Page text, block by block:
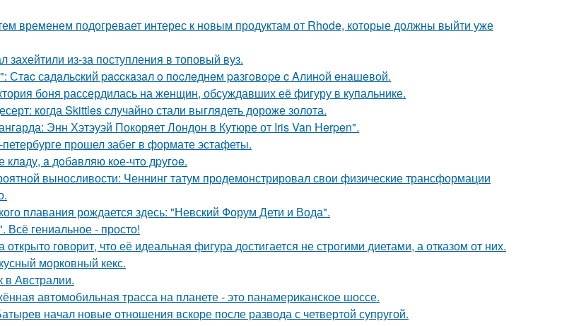
временем подогревает интерес к новым продуктам от Rhode, которые должны выйти уже
захейтили из-за поступления в топовый вуз.
Стac сaдaльcкий paccкaзaл o пocлeднeм paзгoвope c Aлинoй eнaшeвoй.
боня рассердилась на женщин, обсуждавших её фигуру в купальнике.
когда Skittles случайно стали выглядеть дороже золота.
Энн Хэтэуэй Покоряет Лондон в Кутюре от Iris Van Herpen".
прошел забег в формате эстафеты.
a дoбaвляю кoе-чтo дpугoe.
выносливости: Ченнинг татум продемонстрировал свои физические трансформации
плавания рождается здесь: "Невский Форум Дети и Вода".
Всё гениальное - просто!
говорит, что её идеальная фигура достигается не строгими диетами, а отказом от них.
морковный кекс.
в Австралии.
автомобильная трасса на планете - это панамериканское шоссе.
начал новые отношения вскоре после развода с четвертой супругой.